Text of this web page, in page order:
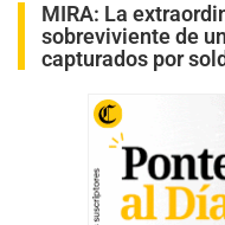
MIRA: La
sobreviviente de
capturados por